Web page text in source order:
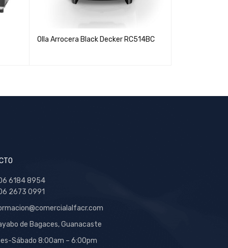
Olla Arrocera Black Decker RC514BC
6184 8954
2673 0991
de Bagaces, Guanacaste
Sábado 8:00am – 6:00pm